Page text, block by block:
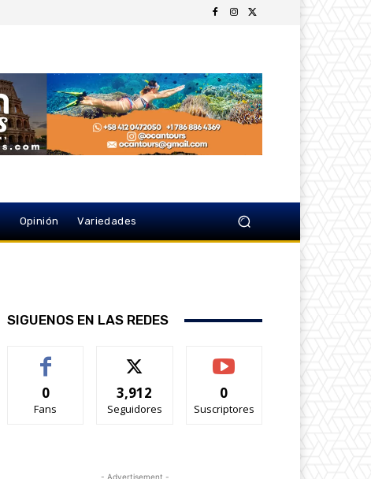
Opinión Variedades
SIGUENOS EN LAS REDES
0
Fans
3,912
Seguidores
0
Suscriptores
- Advertisement -